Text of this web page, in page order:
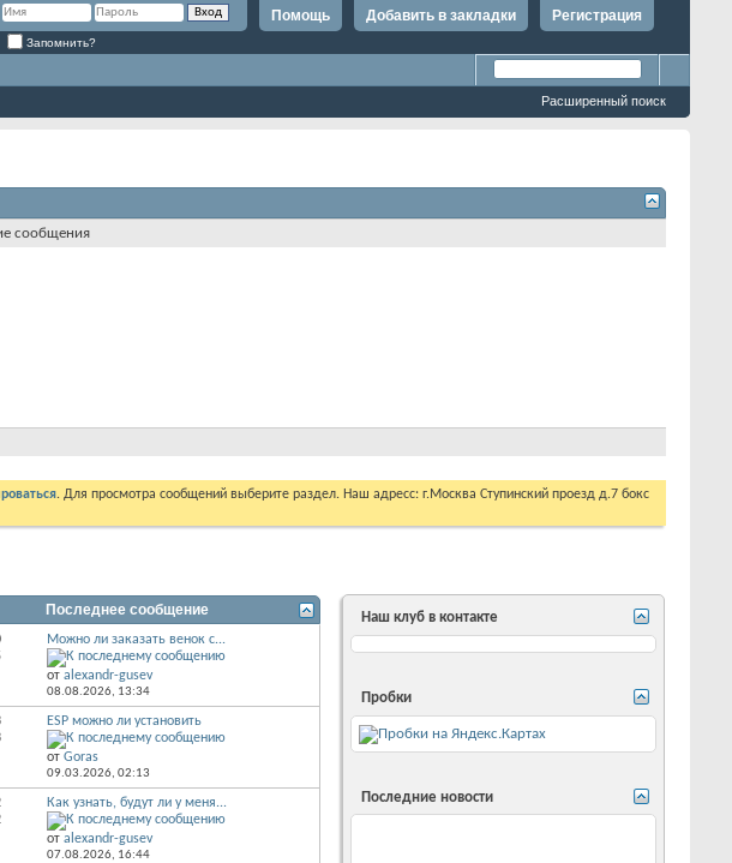
Регистрация
Добавить в закладки
Помощь
Запомнить?
Расширенный поиск
сообщения
. Для просмотра сообщений выберите раздел. Наш адресс: г.Москва Ступинский проезд д.7 бокс
Последнее сообщение
Можно ли заказать венок с...
отalexandr-gusev
08.08.2026, 13:34
ESP можно ли установить
отGoras
09.03.2026,02:13
Как узнать, будут ли у меня...
отalexandr-gusev
07.08.2026, 16:44
Наш клуб в контакте
Пробки
Последние новости